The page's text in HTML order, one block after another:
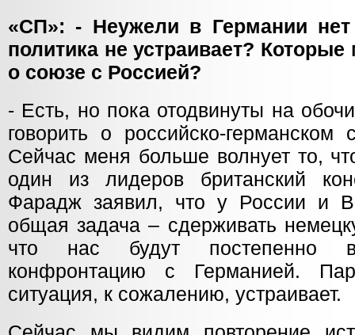
«СП»: - Неужели в Германии
политика не устраивает?
о союзе с Россией?
- Есть, но пока отодвинуты на
говорить о российско-
Сейчас меня больше волнует то,
один из лидеров британский
Фарадж заявил, что у России и
общая задача – сдерживать
что нас будут постепенно
конфронтацию с Германией.
ситуация, к сожалению, устраивает.